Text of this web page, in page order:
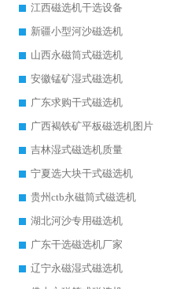
江西磁选机干选设备
新疆小型河沙磁选机
山西永磁筒式磁选机
安徽锰矿湿式磁选机
广东求购干式磁选机
广西褐铁矿平板磁选机图片
吉林湿式磁选机质量
宁夏选大块干式磁选机
贵州ctb永磁筒式磁选机
湖北河沙专用磁选机
广东干选磁选机厂家
辽宁永磁湿式磁选机